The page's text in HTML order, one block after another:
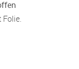
Folie.